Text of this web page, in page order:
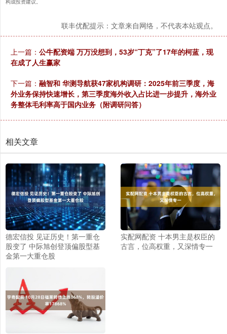
构成投资建议。
联丰优配提示：文章来自网络，不代表本站观点。
上一篇： 公牛配资端 万万没想到，53岁“丁克”了17年的柯蓝，现
在成了人生赢家
下一篇： 融智和 华测导航获47家机构调研：2025年前三季度，海
外业务保持快速增长，第三季度海外收入占比进一步提升，海外业
务整体毛利率高于国内业务（附调研问答）
相关文章
德宏信投 见证历史！第一重仓
股变了 中际旭创登顶偏股型基
金第一大重仓股
实配网配资 十本男主是权臣的
古言，位高权重，又深情专一